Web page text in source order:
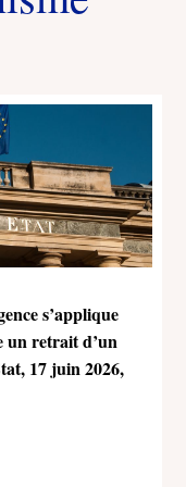
un retrait d’un
17 juin 2026,